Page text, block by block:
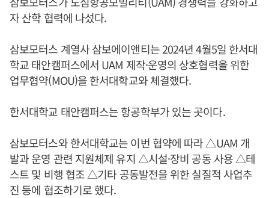
자 산학 협력에 나섰다.
삼보모터스 계열사 삼보에이앤티는 2024년 4월5일 한서대
학교 태안캠퍼스에서 UAM 제작·운영의 상호협력을 위한
업무협약(MOU)을 한서대학교와 체결했다.
한서대학교 태안캠퍼스는 항공학부가 있는 곳이다.
삼보모터스와 한서대학교는 이번 협약에 따라 △UAM 개
발과 운영 관련 지원체제 유지 △시설·장비 공동 사용 △테
스트 및 비행 협조 △기타 공동발전을 위한 실질적 사업추
진 등에 협조하기로 했다.